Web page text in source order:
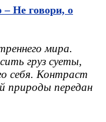
Не говори, о
мира.
груз суеты,
себя. Контраст
передан